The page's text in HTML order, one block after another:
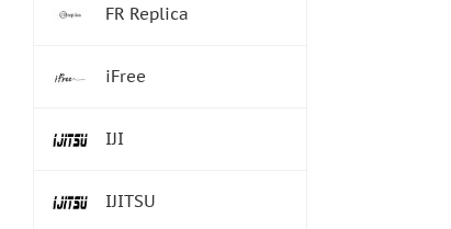
FR Replica
iFree
IJI
IJITSU